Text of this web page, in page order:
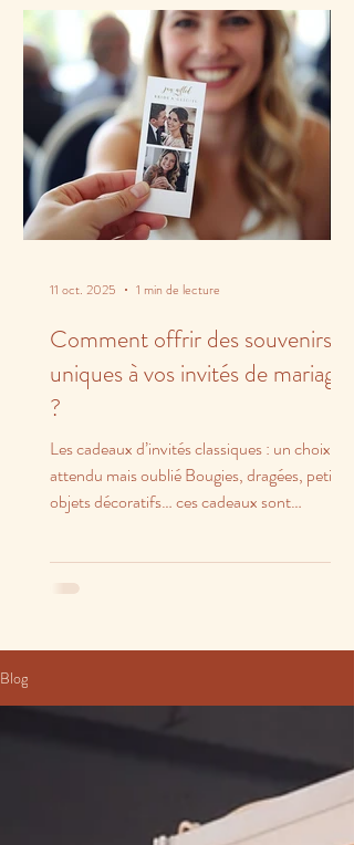
Comment offrir des souvenirs
uniques à vos invités de mariage
?
Les cadeaux d’invités classiques : un choix
attendu mais oublié Bougies, dragées, petits
objets décoratifs… ces cadeaux sont
11 oct. 2025 1 min de lecture
Blog